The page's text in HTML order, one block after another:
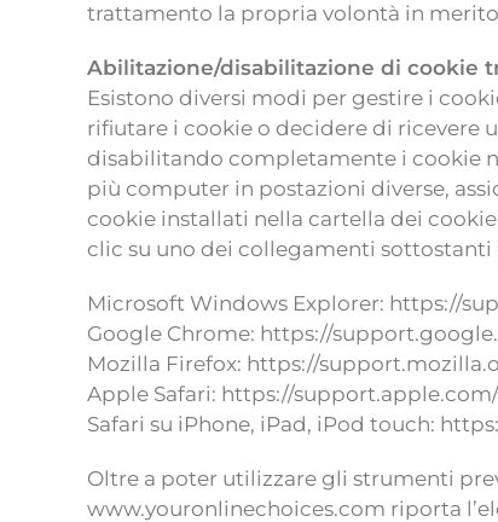
trattamento la propria volontà in
Abilitazione/disabilitazione di cookie
Esistono diversi modi per gestire i
rifiutare i cookie o decidere di ricevere
disabilitando completamente i cookie
più computer in postazioni diverse,
cookie installati nella cartella dei
clic su uno dei collegamenti
Microsoft Windows Explorer: https://
Google Chrome: https://
Mozilla Firefox: https://
Apple Safari: https://
Safari su iPhone, iPad, iPod touch:
Oltre a poter utilizzare gli strumenti
www.youronlinechoices.com riporta